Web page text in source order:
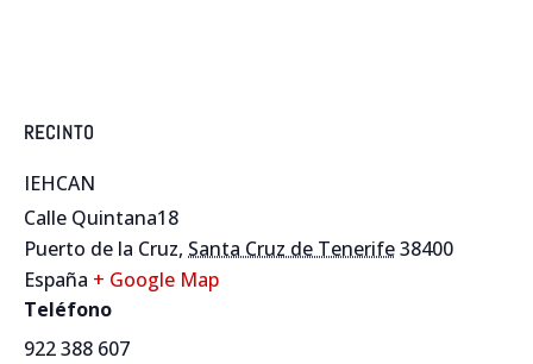
RECINTO
IEHCAN
Calle Quintana18
Puerto de la Cruz, Santa Cruz de Tenerife38400
España + Google Map
Teléfono
922 388 607